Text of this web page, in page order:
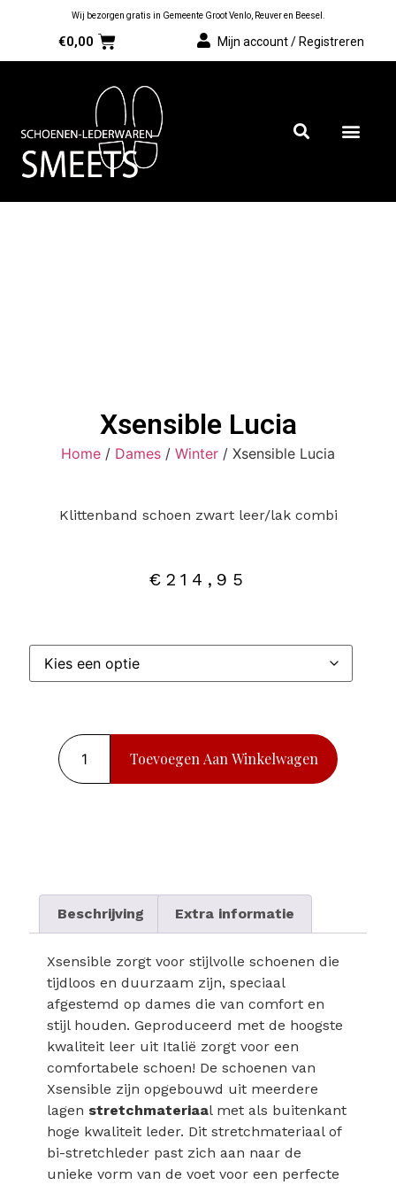
Wij bezorgen gratis in Gemeente Groot Venlo, Reuver en Beesel.
€0,00 Mijn account / Registreren
Xsensible Lucia
Home / Dames / Winter / Xsensible Lucia
Klittenband schoen zwart leer/lak combi
€ 214,95
Toevoegen Aan Winkelwagen
Beschrijving Extra informatie
Xsensible zorgt voor stijlvolle schoenen die
tijdloos en duurzaam zijn, speciaal
afgestemd op dames die van comfort en
stijl houden. Geproduceerd met de hoogste
kwaliteit leer uit Italië zorgt voor een
comfortabele schoen! De schoenen van
Xsensible zijn opgebouwd uit meerdere
lagen stretchmateriaal met als buitenkant
hoge kwaliteit leder. Dit stretchmateriaal of
bi-stretchleder past zich aan naar de
unieke vorm van de voet voor een perfecte